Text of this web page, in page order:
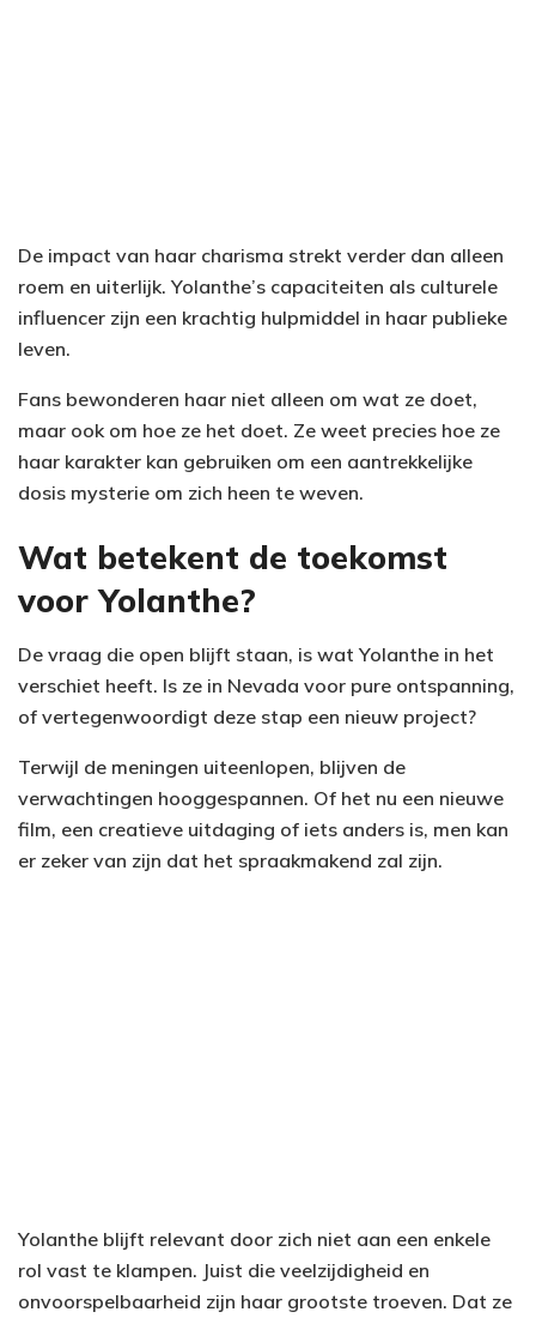
De impact van haar charisma strekt verder dan alleen
roem en uiterlijk. Yolanthe’s capaciteiten als culturele
influencer zijn een krachtig hulpmiddel in haar publieke
leven.
Fans bewonderen haar niet alleen om wat ze doet,
maar ook om hoe ze het doet. Ze weet precies hoe ze
haar karakter kan gebruiken om een aantrekkelijke
dosis mysterie om zich heen te weven.
Wat betekent de toekomst
voor Yolanthe?
De vraag die open blijft staan, is wat Yolanthe in het
verschiet heeft. Is ze in Nevada voor pure ontspanning,
of vertegenwoordigt deze stap een nieuw project?
Terwijl de meningen uiteenlopen, blijven de
verwachtingen hooggespannen. Of het nu een nieuwe
film, een creatieve uitdaging of iets anders is, men kan
er zeker van zijn dat het spraakmakend zal zijn.
Yolanthe blijft relevant door zich niet aan een enkele
rol vast te klampen. Juist die veelzijdigheid en
onvoorspelbaarheid zijn haar grootste troeven. Dat ze